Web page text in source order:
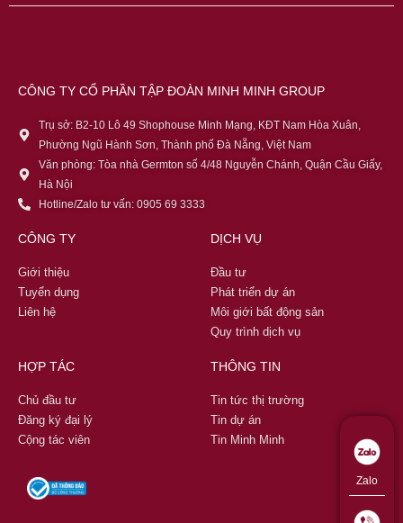
CÔNG TY CỔ PHẦN TẬP ĐOÀN MINH MINH GROUP
Trụ sở: B2-10 Lô 49 Shophouse Minh Mạng, KĐT Nam Hòa Xuân,
Phường Ngũ Hành Sơn, Thành phố Đà Nẵng, Việt Nam
Văn phòng: Tòa nhà Germton số 4/48 Nguyễn Chánh, Quận Cầu Giấy,
Hà Nội
Hotline/Zalo tư vấn: 0905 69 3333
CÔNG TY
Giới thiệu
Tuyển dụng
Liên hệ
DỊCH VỤ
Đầu tư
Phát triển dự án
Môi giới bất động sản
Quy trình dịch vụ
HỢP TÁC
Chủ đầu tư
Đăng ký đại lý
Cộng tác viên
THÔNG TIN
Tin tức thị trường
Tin dự án
Tin Minh Minh
Zalo